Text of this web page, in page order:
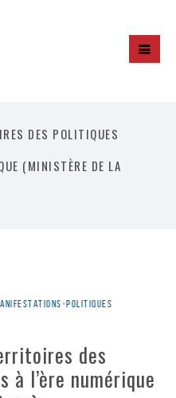
DES POLITIQUES
(MINISTÈRE DE LA
•Politiques
des
l’ère numérique